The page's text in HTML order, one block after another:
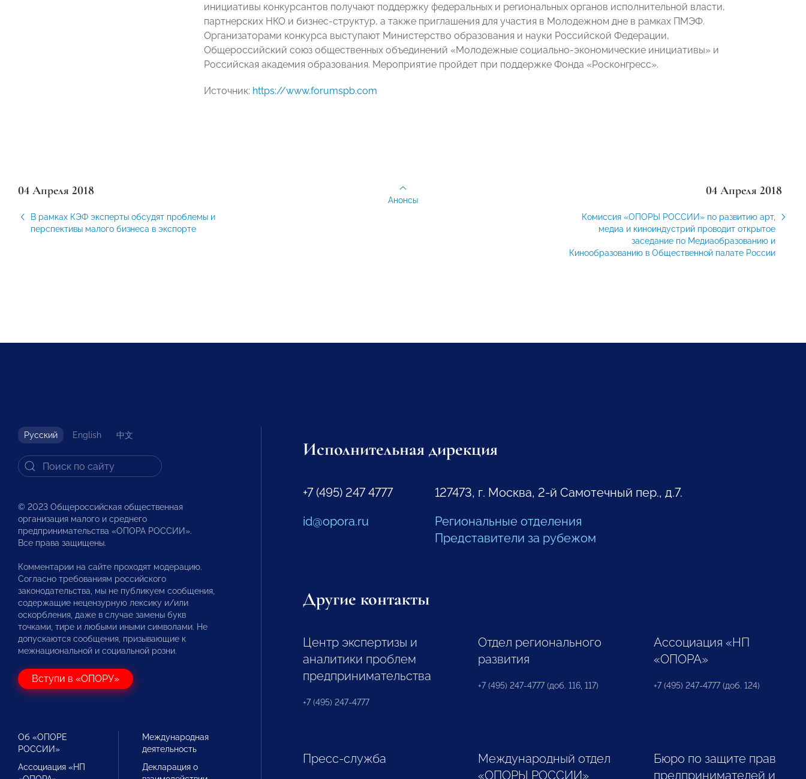
инициативы конкурсантов получают поддержку федеральных и региональных органов исполнительной власти,
партнерских НКО и бизнес-структур, а также приглашения для участия в Молодежном дне в рамках ПМЭФ.
Организаторами конкурса выступают Министерство образования и науки Российской Федерации,
Общероссийский союз общественных объединений «Молодежные социально-экономические инициативы» и
Российская академия образования. Мероприятие пройдет при поддержке Фонда «Росконгресс».
Источник: https://www.forumspb.com
04 Апреля 2018
В рамках КЭФ эксперты обсудят проблемы и
перспективы малого бизнеса в экспорте
04 Апреля 2018
Комиссия «ОПОРЫ РОССИИ» по развитию арт,
медиа и киноиндустрий проводит открытое
заседание по Медиаобразованию и
Кинообразованию в Общественной палате России
Анонсы
Русский English 中文
© 2023 Общероссийская общественная
организация малого и среднего
предпринимательства «ОПОРА РОССИИ».
Все права защищены.
Комментарии на сайте проходят модерацию.
Согласно требованиям российского
законодательства, мы не публикуем сообщения,
содержащие нецензурную лексику и/или
оскорбления, даже в случае замены букв
точками, тире и любыми иными символами. Не
допускаются сообщения, призывающие к
межнациональной и социальной розни.
Вступи в «ОПОРУ»
Об «ОПОРЕ
РОССИИ»
Ассоциация «НП
Международная
деятельность
Декларация о
Исполнительная дирекция
+7 (495) 247 4777
id@opora.ru
127473, г. Москва, 2-й Самотечный пер., д.7.
Региональные отделения
Представители за рубежом
Другие контакты
Центр экспертизы и
аналитики проблем
предпринимательства
+7 (495) 247-4777
Отдел регионального
развития
+7 (495) 247-4777 (доб. 116, 117)
Ассоциация «НП
«ОПОРА»
+7 (495) 247-4777 (доб. 124)
Пресс-служба
Международный отдел
«ОПОРЫ РОССИИ»
Бюро по защите прав
предпринимателей и